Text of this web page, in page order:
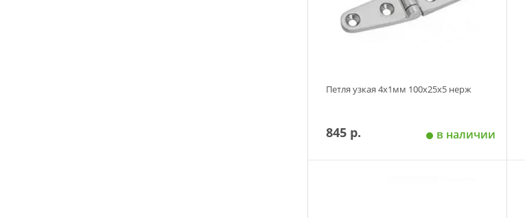
Петля узкая 4х1мм 100х25х5 нерж
845 р. в наличии